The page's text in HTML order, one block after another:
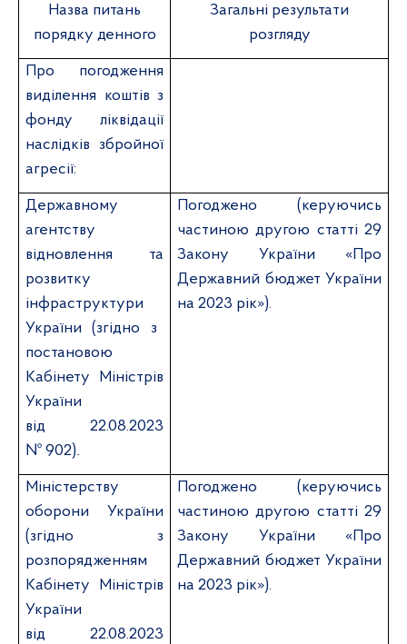
Назва питань
порядку денного
Загальні результати
розгляду
Про погодження
виділення коштів з
фонду ліквідації
наслідків збройної
агресії:
Державному
агентству
відновлення та
розвитку
інфраструктури
України (згідно з
постановою
Кабінету Міністрів
України
від 22.08.2023
№ 902).
Погоджено (керуючись
частиною другою статті 29
Закону України «Про
Державний бюджет України
на 2023 рік»).
Міністерству
оборони України
(згідно з
розпорядженням
Кабінету Міністрів
України
від 22.08.2023
Погоджено (керуючись
частиною другою статті 29
Закону України «Про
Державний бюджет України
на 2023 рік»).